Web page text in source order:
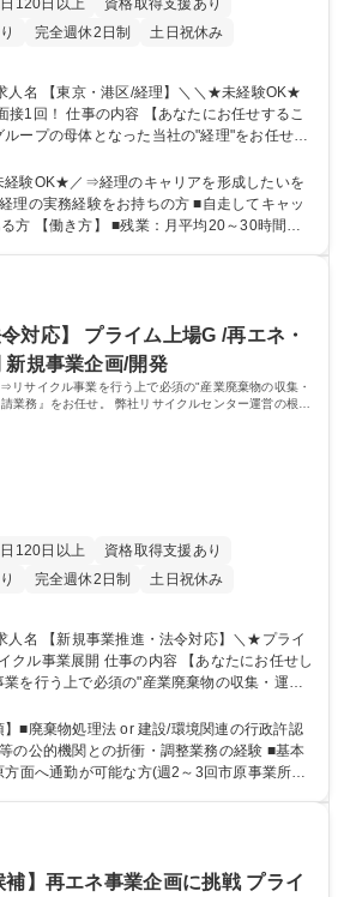
120日以上
資格取得支援あり
完全週休2日制 土日祝休み
たにお任せするこ
ープの母体となった当社の"経理"をお任せ！
ト入力・決算業務(月次/四半期/期末) 等
や制度会計経理等も経験し、連結決算や開
の流れ】 ⇒初日はPCのセットアップから始ま
少しずつ覚えていくので安心です！ 【使用ソ
接1回！
験OK★／⇒経理のキャリアを形成したいを
理の実務経験をお持ちの方 ■自走してキャッ
30時間程
に着任できる組織形態です。 学歴・資格
専修学校 高校 語学力： 資格：日商簿記検定
対応】 プライム上場G /再エネ・
新規事業企画/開発
リサイクル事業を行う上で必須の"産業廃棄物の収集・
業務』をお任せ。 弊社リサイクルセンター運営の根幹
120日以上
資格取得支援あり
完全週休2日制 土日祝休み
容 【あなたにお任せし
を行う上で必須の"産業廃棄物の収集・運
請業務』をお任せ。 弊社リサイクルセンタ
【具体的には】⇒行政との打
、施設のスムーズな運営・開設を支える役
関連法令に基づく、新規施設・設備設置に伴
事務の双方をフットワーク軽く往復できる方
事業展開
■廃棄物処理法 or 建設/環境関連の行政許認
の公的機関との折衝・調整業務の経験 ■基本
面へ通勤が可能な方(週2～3回市原事業所で
る方 ■サステナビリティ経営（ESG・CSR）
務の実務経験 学歴・資格 学歴：
補】再エネ事業企画に挑戦 プライ